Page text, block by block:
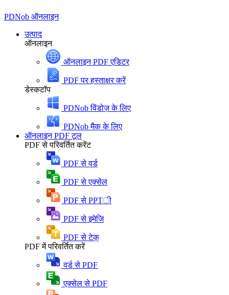
PDNob ऑनलाइन
उत्पाद
ऑनलाइन
ऑनलाइन PDF एडिटर
PDF पर हस्ताक्षर करें
डेस्कटॉप
PDNob विंडोज़ के लिए
PDNob मैक के लिए
ऑनलाइन PDF टूल
PDF से परिवर्तित करेंट
PDF से वर्ड
PDF से एक्सेल
PDF से PPTी
PDF से इमेजि
PDF से टेक्
PDF में परिवर्तित करें
वर्ड से PDF
एक्सेल से PDF